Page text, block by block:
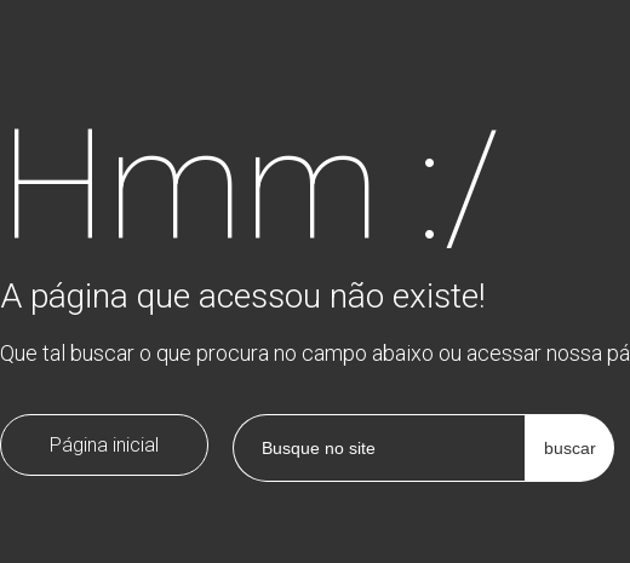
Hmm :/
A página que acessou não existe!
Que tal buscar o que procura no campo abaixo ou acessar nossa
Página inicial